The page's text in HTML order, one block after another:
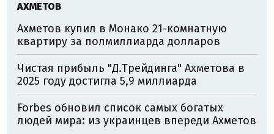
АХМЕТОВ
Ахметов купил в Монако 21-комнатную
квартиру за полмиллиарда долларов
Чистая прибыль "Д.Трейдинга" Ахметова в
2025 году достигла 5,9 миллиарда
Forbes обновил список самых богатых
людей мира: из украинцев впереди Ахметов